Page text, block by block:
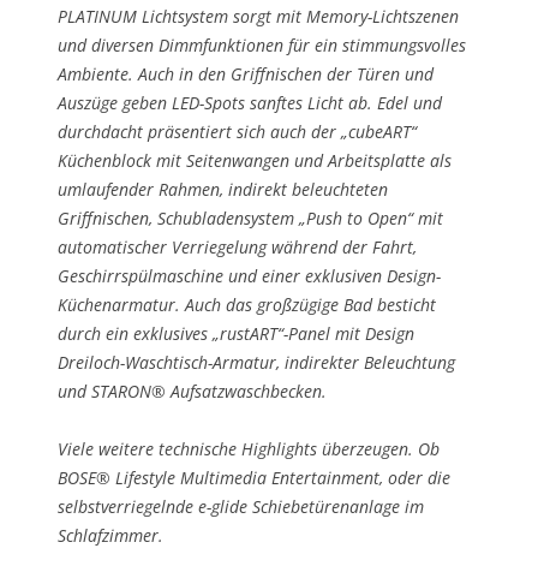
PLATINUM Lichtsystem sorgt mit Memory-Lichtszenen
und diversen Dimmfunktionen für ein stimmungsvolles
Ambiente. Auch in den Griffnischen der Türen und
Auszüge geben LED-Spots sanftes Licht ab. Edel und
durchdacht präsentiert sich auch der „cubeART“
Küchenblock mit Seitenwangen und Arbeitsplatte als
umlaufender Rahmen, indirekt beleuchteten
Griffnischen, Schubladensystem „Push to Open“ mit
automatischer Verriegelung während der Fahrt,
Geschirrspülmaschine und einer exklusiven Design-
Küchenarmatur. Auch das großzügige Bad besticht
durch ein exklusives „rustART“-Panel mit Design
Dreiloch-Waschtisch-Armatur, indirekter Beleuchtung
und STARON® Aufsatzwaschbecken.
Viele weitere technische Highlights überzeugen. Ob
BOSE® Lifestyle Multimedia Entertainment, oder die
selbstverriegelnde e-glide Schiebetürenanlage im
Schlafzimmer.